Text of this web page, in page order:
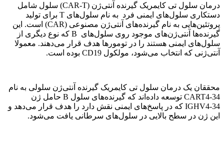
درمان سلول تی کایمریک گیرنده آنتی‌ژن (CAR-T) سلول شامل
دستکاری سلول‌های ایمنی فرد به نام سلول‌های T برای تولید
پروتئین‌هایی به نام گیرنده‌های آنتی‌ژن مصنوعی (CAR) است. این
گیرنده‌ها آنتی‌ژن‌های موجود روی سلول‌های B که نوع دیگری از
سلول‌های ایمنی هستند را در تومورها هدف قرار می‌دهند. معمولا
آنتی‌ژنی که انتخاب می‌شود، مولکول CD19 بوده است.
محققان یک درمان سلول تی کایمریک گیرنده آنتی‌ژن سلولی به نام
CART4-34 توسعه داده‌اند که گیرنده‌های سلول B حامل ژن
IGHV4-34 که در پاسخ‌های ایمنی نقش دارد را هدف قرار می‌دهد و
این ژن در سطح بالایی در سلول‌های سرطانی یافت می‌شود.